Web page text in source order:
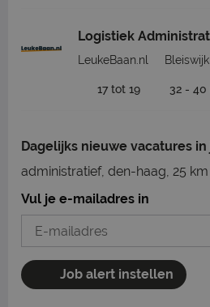
Logistiek
LeukeBaan.nl Bleiswijk
17 tot 19 32 - 40
Dagelijks nieuwe vacatures in
administratief, den-haag, 25 km
Vul je e-mailadres in
Job alert instellen